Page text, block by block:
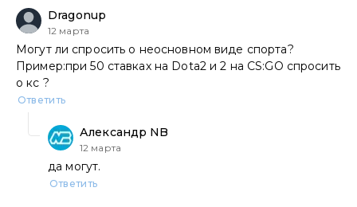
Dragonup
12 марта
Могут ли спросить о неосновном виде спорта?
Пример:при 50 ставках на Dota2 и 2 на CS:GO спросить
о кс ?
Ответить
Александр NB
12 марта
да могут.
Ответить